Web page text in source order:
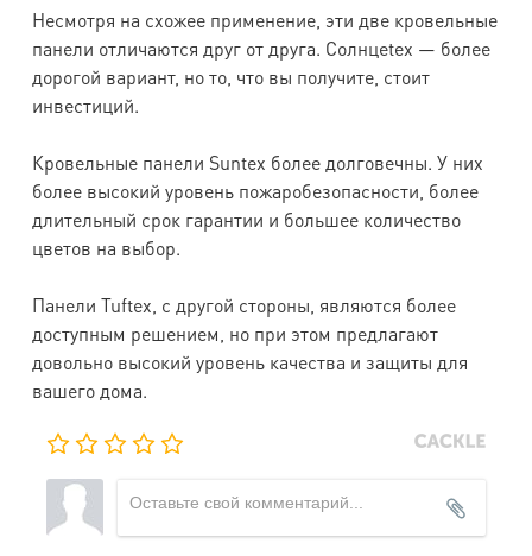
Несмотря на схожее применение, эти две кровельные
панели отличаются друг от друга. Солнцеtex — более
дорогой вариант, но то, что вы получите, стоит
инвестиций.
Кровельные панели Suntex более долговечны. У них
более высокий уровень пожаробезопасности, более
длительный срок гарантии и большее количество
цветов на выбор.
Панели Tuftex, с другой стороны, являются более
доступным решением, но при этом предлагают
довольно высокий уровень качества и защиты для
вашего дома.